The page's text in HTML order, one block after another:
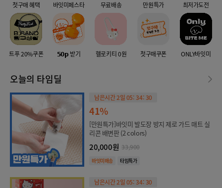
첫구매 혜택 바잇미페스타 무료배송 만원특가 최저가도전
트푸 20%쿠폰 𝟱𝟬𝗽 받기 헬로키티 0원 첫구매쿠폰 ONLY바잇미
오늘의 타임딜
남은시간 2일 05: 34: 30
41%
[만원특가]바잇미 발도장 방지 제로 가드 매트 실
리콘 배변판 (2 colors)
20,000원 33,900
바잇미배송 타임특가
남은시간 2일 05: 34: 30